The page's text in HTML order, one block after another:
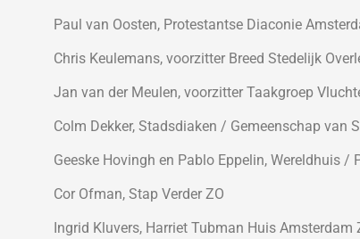
Paul van Oosten, Protestantse Diaconie
Chris Keulemans, voorzitter Breed Stedelijk
Jan van der Meulen, voorzitter Taakgroep
Colm Dekker, Stadsdiaken / Gemeenschap van
Geeske Hovingh en Pablo Eppelin, Wereldhuis
Cor Ofman, Stap Verder ZO
Ingrid Kluvers, Harriet Tubman Huis Amsterdam